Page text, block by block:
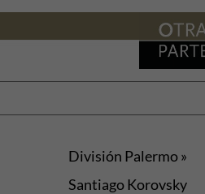
División Palermo »
Santiago Korovsky